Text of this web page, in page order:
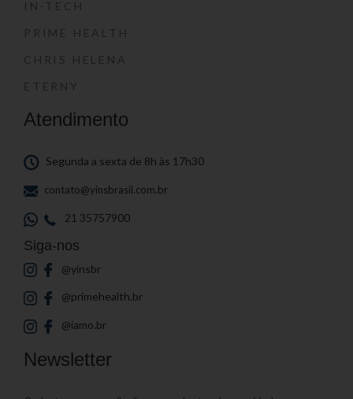
IN-TECH
PRIME HEALTH
CHRIS HELENA
ETERNY
Atendimento
Segunda a sexta de 8h às 17h30
contato@yinsbrasil.com.br
21 35757900
Siga-nos
@yinsbr
@primehealth.br
@iamo.br
Newsletter